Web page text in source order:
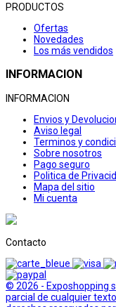
PRODUCTOS
Ofertas
Novedades
Los más vendidos
INFORMACION
INFORMACION
Envios y
Aviso legal
Terminos y
Sobre nosotros
Pago seguro
Politica de
Mapa del sitio
Mi cuenta
Contacto
© 2026 - Exposhopping
parcial de cualquier